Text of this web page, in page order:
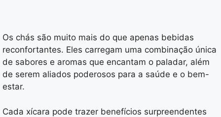
Os chás são muito mais do que apenas bebidas
reconfortantes. Eles carregam uma combinação única
de sabores e aromas que encantam o paladar, além
de serem aliados poderosos para a saúde e o bem-
estar.
Cada xícara pode trazer benefícios surpreendentes